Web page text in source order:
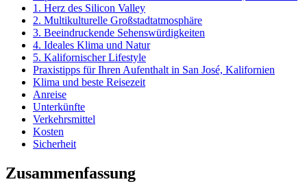
1. Herz des Silicon Valley
2. Multikulturelle Großstadtatmosphäre
3. Beeindruckende Sehenswürdigkeiten
4. Ideales Klima und Natur
5. Kalifornischer Lifestyle
Praxistipps für Ihren Aufenthalt in San José, Kalifornien
Klima und beste Reisezeit
Anreise
Unterkünfte
Verkehrsmittel
Kosten
Sicherheit
Zusammenfassung